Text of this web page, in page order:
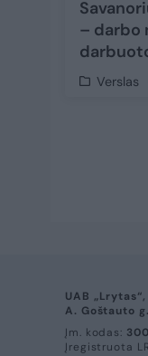
– darbo
Verslas
UAB „Lrytas“,
A. Goštauto
Įm. kodas:
Įregistruota